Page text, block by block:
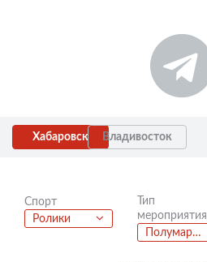
Хабаровск Владивосток
Спорт
Ролики
Тип
мероприятия
Полумарафон